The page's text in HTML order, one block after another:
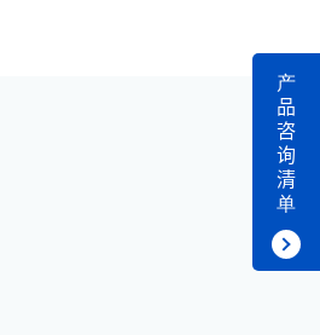
产
品
咨
询
清
单